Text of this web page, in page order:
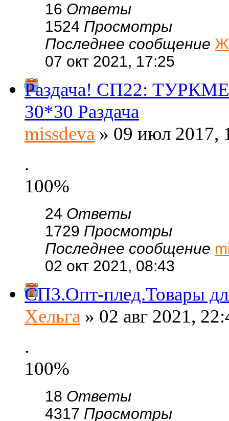
16 Ответы
1524 Просмотры
Последнее сообщение
07 окт 2021, 17:25
Раздача! СП22:
30*30 Раздача
missdeva » 09 июл 2017,
.
100%
24 Ответы
1729 Просмотры
Последнее сообщение
02 окт 2021, 08:43
СП3.Опт-плед.Товары
Хельга » 02 авг 2021,
.
100%
18 Ответы
4317 Просмотры